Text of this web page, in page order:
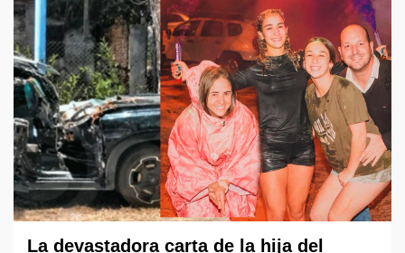
La devastadora carta de la hija del